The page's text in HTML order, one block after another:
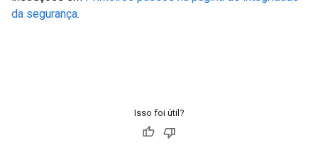
da segurança.
Isso foi útil?